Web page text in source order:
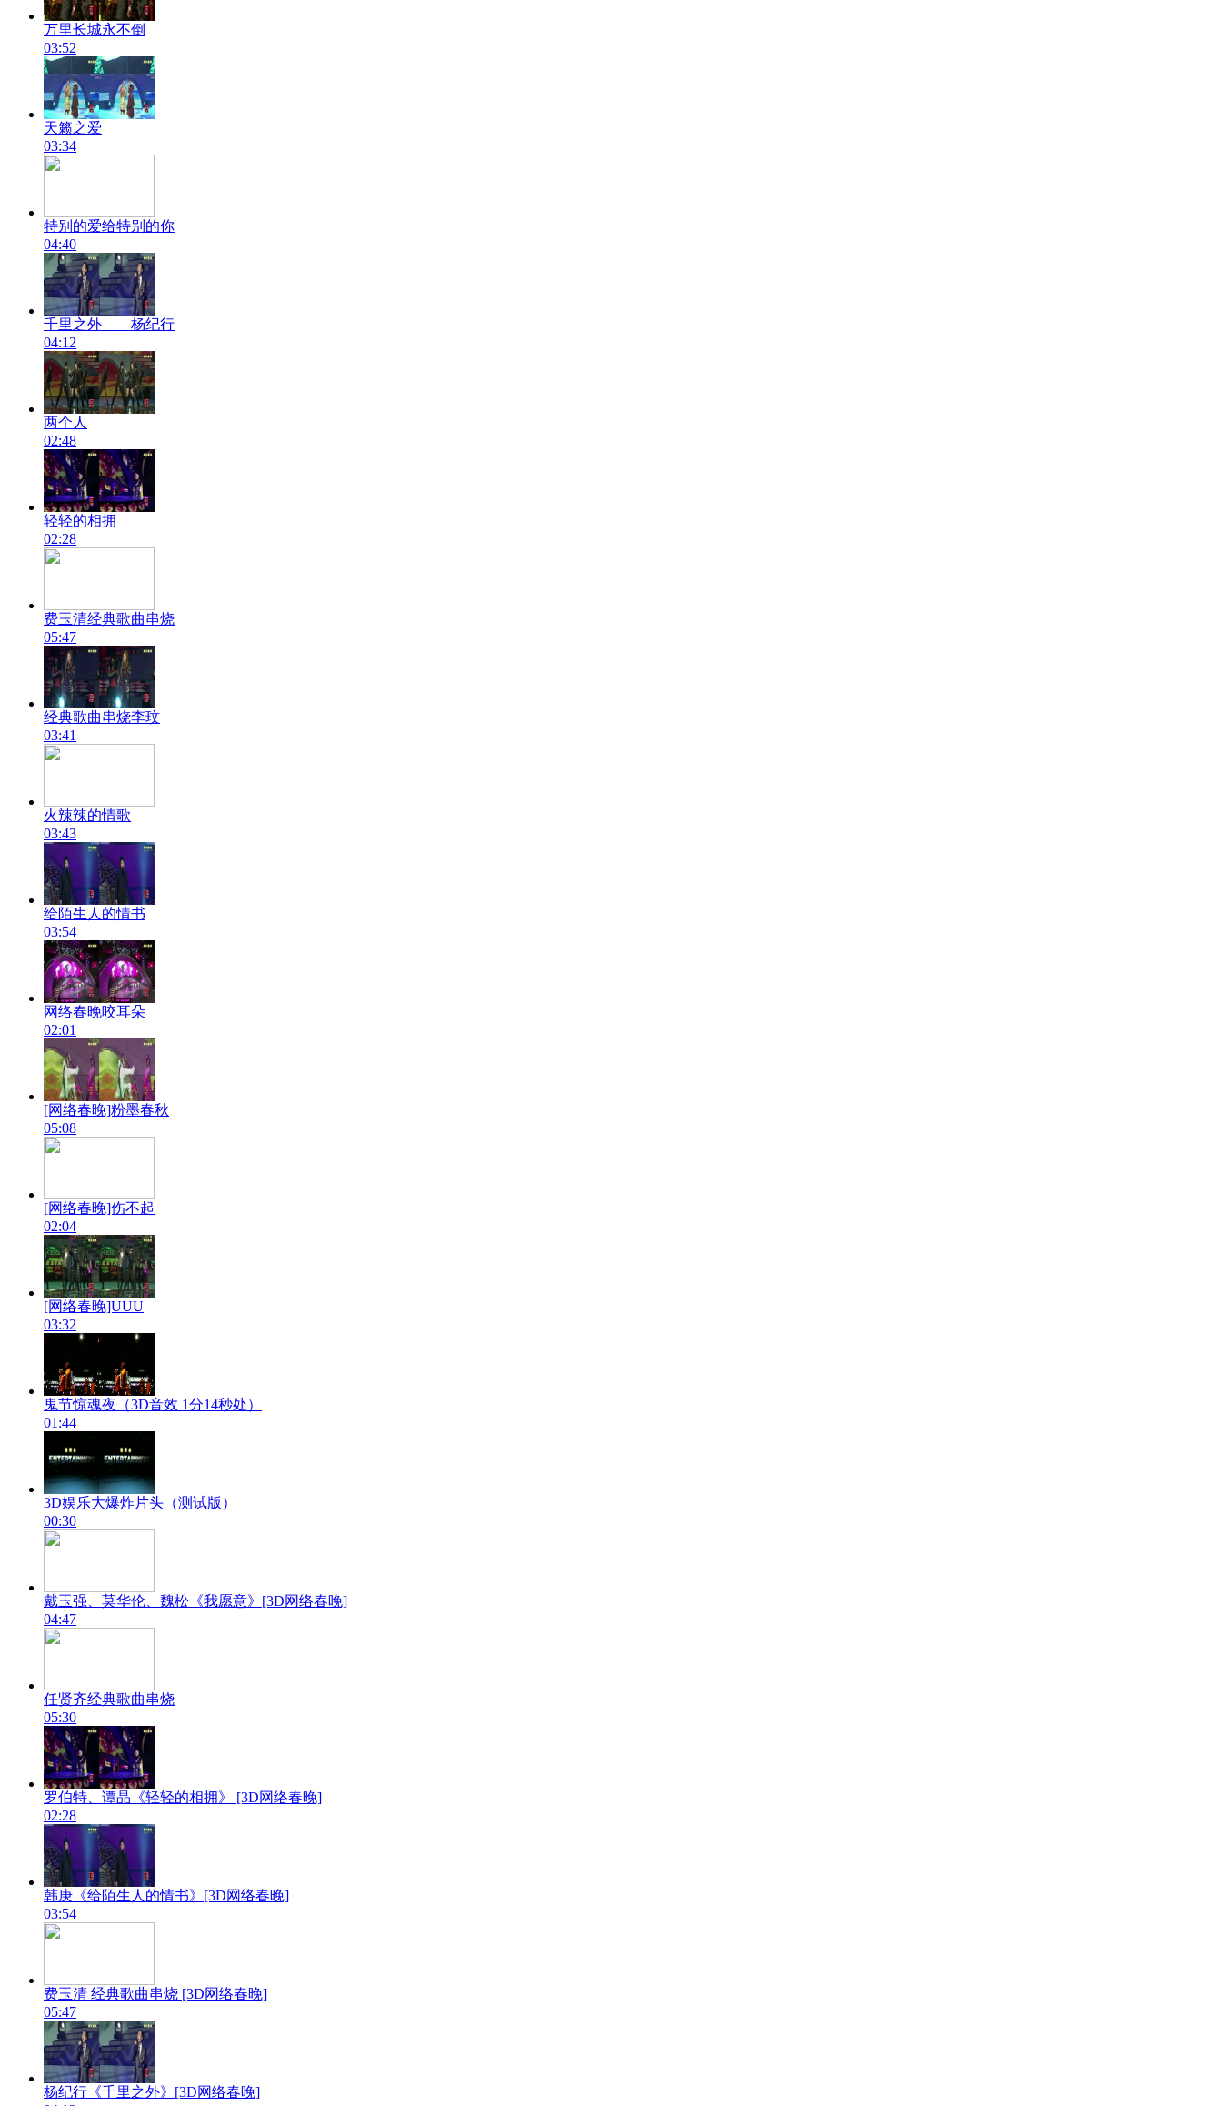
万里长城永不倒
03:52
天籁之爱
03:34
特别的爱给特别的你
04:40
千里之外——杨纪行
04:12
两个人
02:48
轻轻的相拥
02:28
费玉清经典歌曲串烧
05:47
经典歌曲串烧李玟
03:41
火辣辣的情歌
03:43
给陌生人的情书
03:54
网络春晚咬耳朵
02:01
[网络春晚]粉墨春秋
05:08
[网络春晚]伤不起
02:04
[网络春晚]UUU
03:32
鬼节惊魂夜（3D音效 1分14秒处）
01:44
3D娱乐大爆炸片头（测试版）
00:30
戴玉强、莫华伦、魏松《我愿意》[3D网络春晚]
04:47
任贤齐经典歌曲串烧
05:30
罗伯特、谭晶《轻轻的相拥》 [3D网络春晚]
02:28
韩庚《给陌生人的情书》[3D网络春晚]
03:54
费玉清 经典歌曲串烧 [3D网络春晚]
05:47
杨纪行《千里之外》[3D网络春晚]